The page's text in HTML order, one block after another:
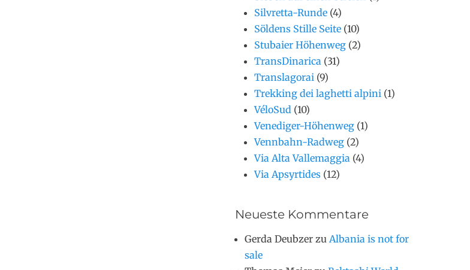
Silvretta-Runde (4)
Söldens Stille Seite (10)
Stubaier Höhenweg (2)
TransDinarica (31)
Translagorai (9)
Trekking dei laghetti alpini (1)
VéloSud (10)
Venediger-Höhenweg (1)
Vennbahn-Radweg (2)
Via Alta Vallemaggia (4)
Via Apsyrtides (12)
Neueste Kommentare
Gerda Deubzer zu Albania is not for
sale